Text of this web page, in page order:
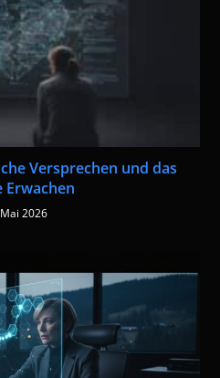
Versprechen und das
Erwachen
2026